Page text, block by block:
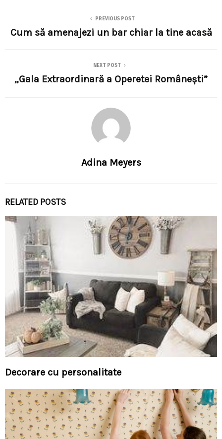
PREVIOUS POST
Cum să amenajezi un bar chiar la tine acasă
NEXT POST
„Gala Extraordinară a Operetei Românești”
Adina Meyers
RELATED POSTS
Decorare cu personalitate